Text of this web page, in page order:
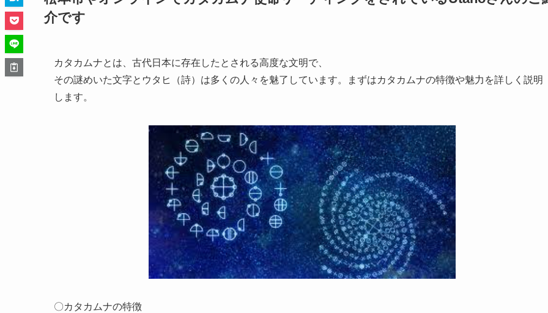
介です
カタカムナとは、古代日本に存在したとされる高度な文明で、
その謎めいた文字とウタヒ（詩）は多くの人々を魅了しています。まずはカタカムナの特徴や魅力を詳しく説明
します。
〇カタカムナの特徴